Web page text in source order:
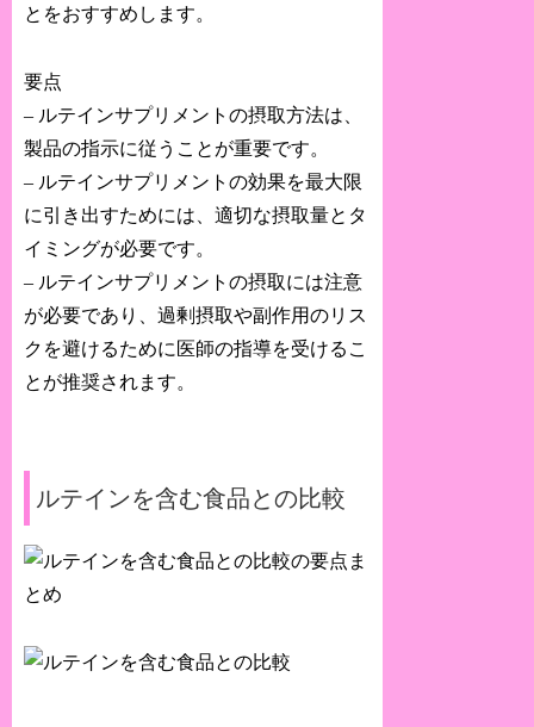
とをおすすめします。
要点
– ルテインサプリメントの摂取方法は、
製品の指示に従うことが重要です。
– ルテインサプリメントの効果を最大限
に引き出すためには、適切な摂取量とタ
イミングが必要です。
– ルテインサプリメントの摂取には注意
が必要であり、過剰摂取や副作用のリス
クを避けるために医師の指導を受けるこ
とが推奨されます。
ルテインを含む食品との比較